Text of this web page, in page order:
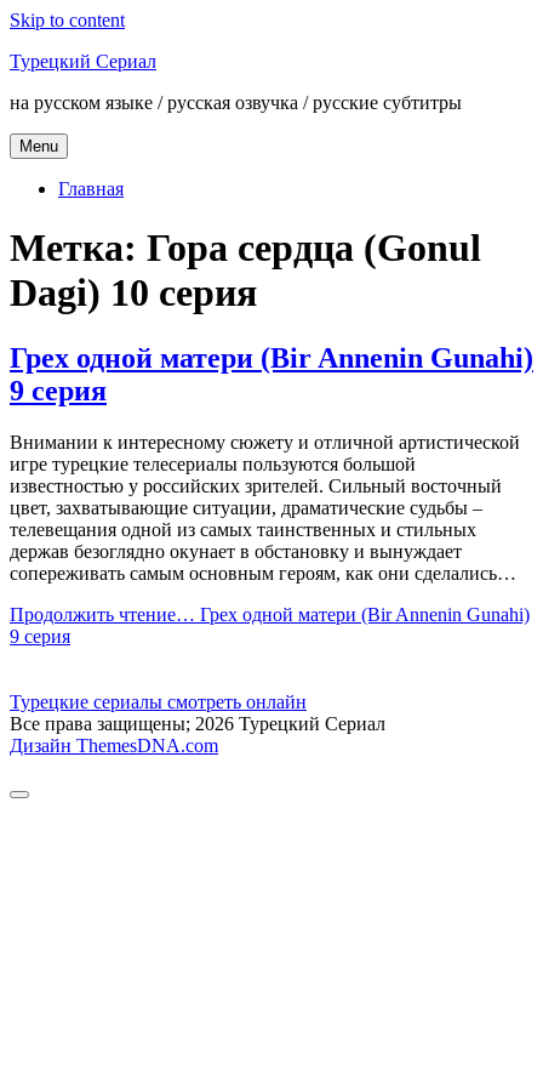
Skip to content
Турецкий Сериал
на русском языке / русская озвучка / русские субтитры
Menu
Главная
Метка: Гора сердца (Gonul
Dagi) 10 серия
Грех одной матери (Bir Annenin Gunahi)
9 серия
Внимании к интересному сюжету и отличной артистической
игре турецкие телесериалы пользуются большой
известностью у российских зрителей. Сильный восточный
цвет, захватывающие ситуации, драматические судьбы –
телевещания одной из самых таинственных и стильных
держав безоглядно окунает в обстановку и вынуждает
сопереживать самым основным героям, как они сделались…
Продолжить чтение… Грех одной матери (Bir Annenin Gunahi)
9 серия
Турецкие сериалы смотреть онлайн
Все права защищены; 2026 Турецкий Сериал
Дизайн ThemesDNA.com